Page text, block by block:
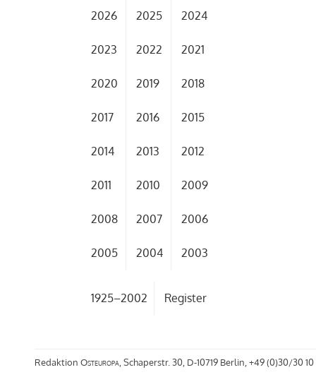
2026 2025 2024
2023 2022 2021
2020 2019 2018
2017 2016 2015
2014 2013 2012
2011 2010 2009
2008 2007 2006
2005 2004 2003
1925–2002 Register
Redaktion Osteuropa, Schaperstr. 30, D-10719 Berlin, +49 (0)30/30